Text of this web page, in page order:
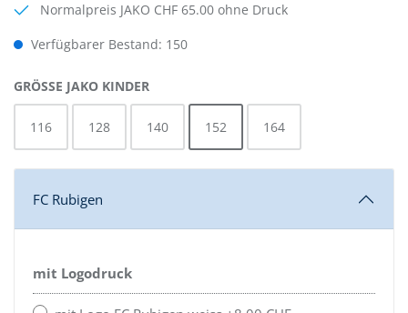
Normalpreis JAKO CHF 65.00 ohne Druck
Verfügbarer Bestand: 150
GRÖSSE JAKO KINDERAUSWÄHLEN
116 128 140 152 164
FC Rubigen
mit Logodruck